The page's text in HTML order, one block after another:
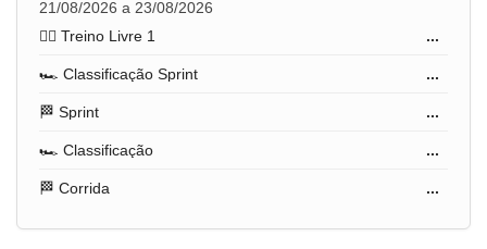
21/08/2026 a 23/08/2026
🏋️‍♂️ Treino Livre 1
...
🏎️ Classificação Sprint ...
🏁 Sprint ...
🏎️ Classificação ...
🏁 Corrida ...